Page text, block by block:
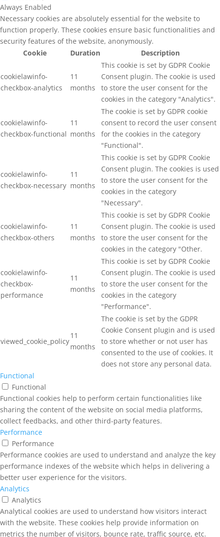
Always Enabled
Necessary cookies are absolutely essential for the website to
function properly. These cookies ensure basic functionalities and
security features of the website, anonymously.
Cookie
Duration Description
cookielawinfo-
checkbox-analytics
11
months
This cookie is set by GDPR Cookie
Consent plugin. The cookie is used
to store the user consent for the
cookies in the category "Analytics".
cookielawinfo-
checkbox-functional
11
months
The cookie is set by GDPR cookie
consent to record the user consent
for the cookies in the category
"Functional".
cookielawinfo-
checkbox-necessary
11
months
This cookie is set by GDPR Cookie
Consent plugin. The cookies is used
to store the user consent for the
cookies in the category
"Necessary".
cookielawinfo-
checkbox-others
11
months
This cookie is set by GDPR Cookie
Consent plugin. The cookie is used
to store the user consent for the
cookies in the category "Other.
cookielawinfo-
checkbox-
performance
11
months
This cookie is set by GDPR Cookie
Consent plugin. The cookie is used
to store the user consent for the
cookies in the category
"Performance".
viewed_cookie_policy
11
months
The cookie is set by the GDPR
Cookie Consent plugin and is used
to store whether or not user has
consented to the use of cookies. It
does not store any personal data.
Functional
Functional
Functional cookies help to perform certain functionalities like
sharing the content of the website on social media platforms,
collect feedbacks, and other third-party features.
Performance
Performance
Performance cookies are used to understand and analyze the key
performance indexes of the website which helps in delivering a
better user experience for the visitors.
Analytics
Analytics
Analytical cookies are used to understand how visitors interact
with the website. These cookies help provide information on
metrics the number of visitors, bounce rate, traffic source, etc.